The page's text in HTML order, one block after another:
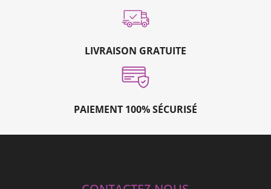
LIVRAISON GRATUITE
PAIEMENT 100% SÉCURISÉ